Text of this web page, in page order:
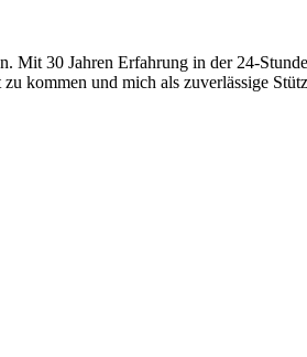
Mit 30 Jahren Erfahrung in der 24-
kommen und mich als zuverlässige